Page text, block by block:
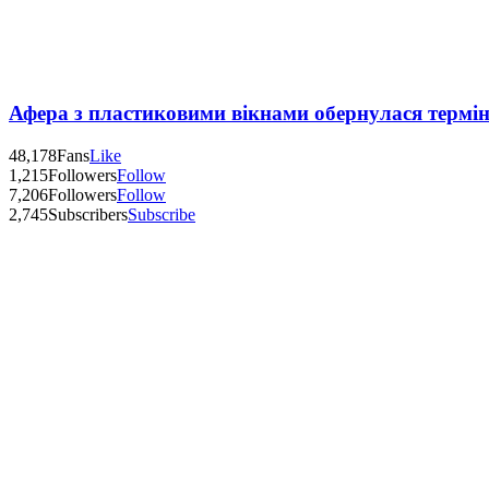
Афера з пластиковими вікнами обернулася
48,178FansLike
1,215FollowersFollow
7,206FollowersFollow
2,745SubscribersSubscribe